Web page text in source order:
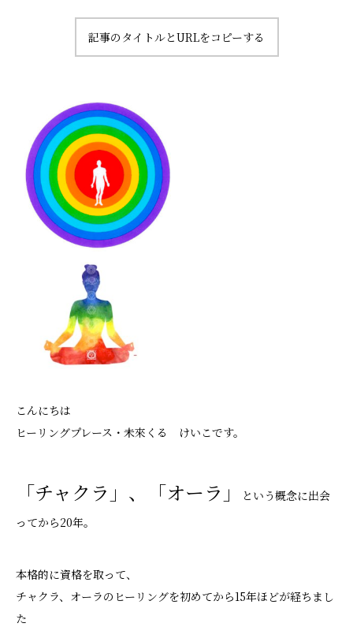
記事のタイトルとURLをコピーする
こんにちは
ヒーリングプレース・未來くる けいこです。
「チャクラ」、「オーラ」
という概念に出会
ってから20年。
本格的に資格を取って、
チャクラ、オーラのヒーリングを初めてから15年ほどが経ちまし
た